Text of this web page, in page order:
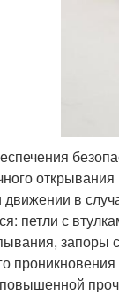
в
петли с